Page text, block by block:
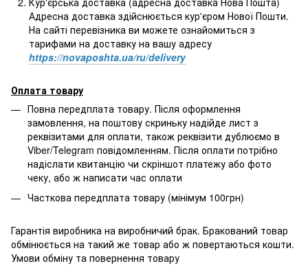
Адресна доставка здійснюється кур'єром Нової Пошти.
На сайті перевізника ви можете ознайомиться з
тарифами на доставку на вашу адресу
https://novaposhta.ua/ru/delivery
Оплата товару
Повна передплата товару. Після оформлення
замовлення, на поштову скриньку надійде лист з
реквізитами для оплати, також реквізити дублюємо в
Viber/Telegram повідомленням. Після оплати потрібно
надіслати квитанцію чи скріншот платежу або фото
чеку, або ж написати час оплати
Часткова передплата товару (мінімум 100грн)
Гарантія виробника на виробничий брак. Бракований товар
обмінюється на такий же товар або ж повертаються кошти.
Умови обміну та повернення товару